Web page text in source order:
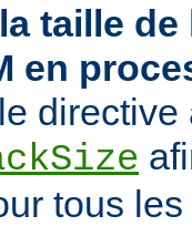
taille
en
directive
tous